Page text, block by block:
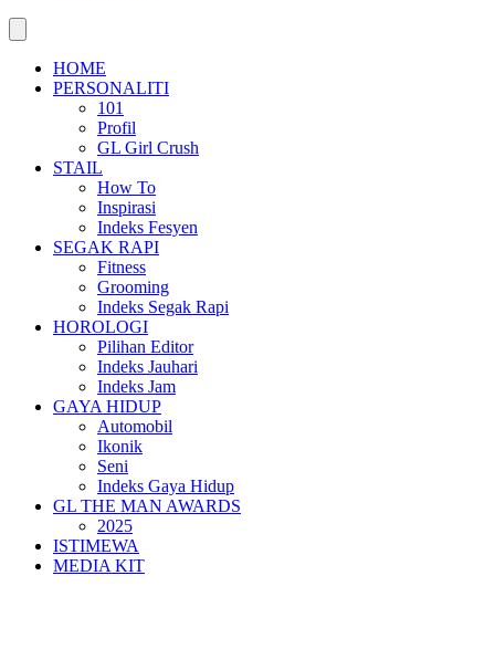
HOME
PERSONALITI
101
Profil
GL Girl Crush
STAIL
How To
Inspirasi
Indeks Fesyen
SEGAK RAPI
Fitness
Grooming
Indeks Segak Rapi
HOROLOGI
Pilihan Editor
Indeks Jauhari
Indeks Jam
GAYA HIDUP
Automobil
Ikonik
Seni
Indeks Gaya Hidup
GL THE MAN AWARDS
2025
ISTIMEWA
MEDIA KIT